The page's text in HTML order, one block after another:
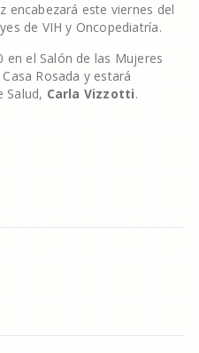
encabezará este viernes del
de VIH y Oncopediatría.
en el Salón de las Mujeres
Rosada y estará
Salud, Carla Vizzotti.